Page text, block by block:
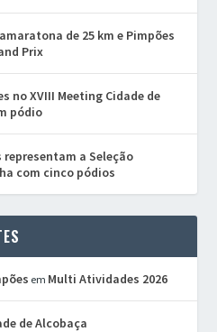
de 25 km e Pimpões
Prix
no XVIII Meeting Cidade de
pódio
a Seleção
com cinco pódios
em Multi Atividades 2026
de Alcobaça